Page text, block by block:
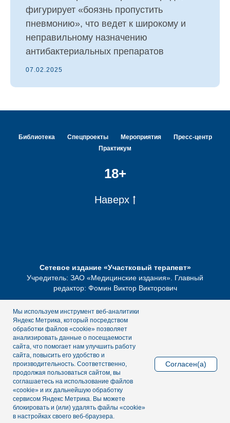
фигурирует «боязнь пропустить
пневмонию», что ведет к широкому и
неправильному назначению
антибактериальных препаратов
07.02.2025
Библиотека Спецпроекты Мероприятия
Пресс-центр
Практикум
18+
Наверх
Сетевое издание «Участковый терапевт»
Учредитель: ЗАО «Медицинские издания». Главный
редактор: Фомин Виктор Викторович
Зарегистрировано Роскомнадзором.
регистрации: ЭЛ № ФС 77-87198 от 05 апреля 2024 г.
Телефон редакции: +7 (495) 098-03-59. Эл. почта
редакции:info@omnidoctor.ru
РАЗМЕЩЕННАЯ ИНФОРМАЦИЯ
ПРЕДНАЗНАЧАЕТСЯ ИСКЛЮЧИТЕЛЬНО ДЛЯ
СПЕЦИАЛИСТОВ ЗДРАВООХРАНЕНИЯ
Мы используем инструмент веб-аналитики
Яндекс Метрика, который посредством
обработки файлов «cookie» позволяет
анализировать данные о посещаемости
сайта, что помогает нам улучшить работу
сайта, повысить его удобство и
производительность. Соответственно,
продолжая пользоваться сайтом, вы
соглашаетесь на использование файлов
«cookie» и их дальнейшую обработку
сервисом Яндекс Метрика. Вы можете
блокировать и (или) удалять файлы «cookie»
в настройках своего веб-браузера.
Согласен(а)